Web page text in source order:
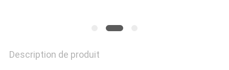
POLITIQUE
Description de produit